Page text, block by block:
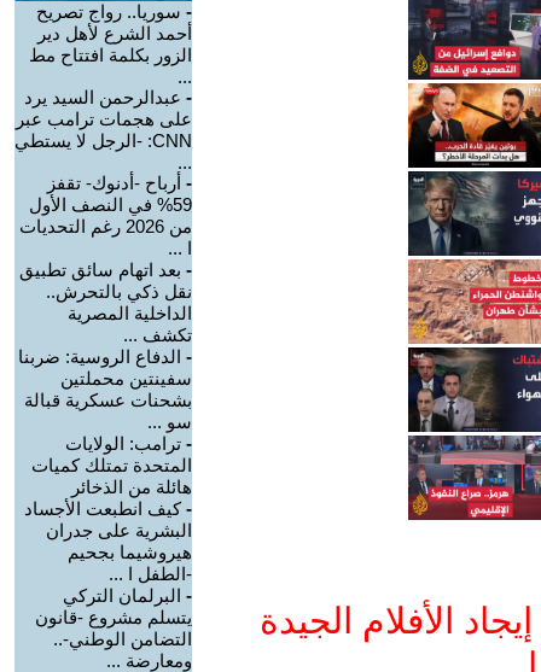
الأفلام الجيدة
- سوريا.. رواج تصريح
أحمد الشرع لأهل دير
الزور بكلمة افتتاح مط
...
- عبدالرحمن السيد يرد
على هجمات ترامب عبر
CNN: -الرجل لا يستطي
...
- أرباح -أدنوك- تقفز
59% في النصف الأول
من 2026 رغم التحديات
ا ...
- بعد اتهام سائق تطبيق
نقل ذكي بالتحرش..
الداخلية المصرية
تكشف ...
- الدفاع الروسية: ضربنا
سفينتين محملتين
بشحنات عسكرية قبالة
سو ...
- ترامب: الولايات
المتحدة تمتلك كميات
هائلة من الذخائر
-كيف انطبعت الأجساد
البشرية على جدران
هيروشيما بجحيم
-الطفل ا ...
- البرلمان التركي
يتسلم مشروع -قانون
التضامن الوطني-..
ومعارضة ...